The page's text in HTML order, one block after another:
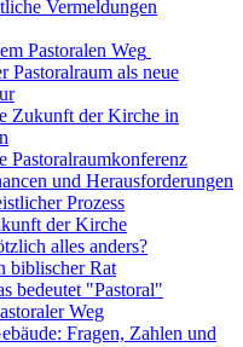
Vermeldungen
Pastoralen Weg
Pastoralraum als neue
Zukunft der Kirche in
Pastoralraumkonferenz
und Herausforderungen
Prozess
der Kirche
alles anders?
biblischer Rat
bedeutet "Pastoral"
Weg
Fragen, Zahlen und